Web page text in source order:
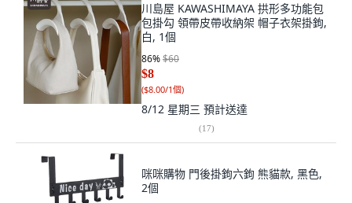
川島屋 KAWASHIMAYA 拱形多功能包
包掛勾 領帶皮帶收納架 帽子衣架掛鉤,
白, 1個
86%$60
$8
($8.00/1個)
8/12 星期三 預計送達
(17)
咪咪購物 門後掛鉤六鉤 熊貓款, 黑色,
2個